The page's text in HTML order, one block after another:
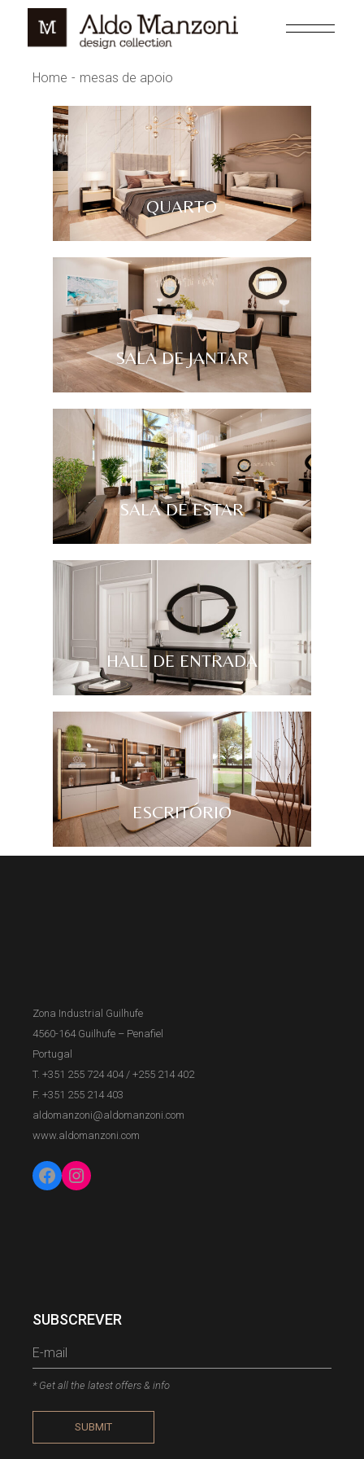
Home mesas de apoio
QUARTO
SALA DE JANTAR
SALA DE ESTAR
HALL DE ENTRADA
ESCRITÓRIO
Zona Industrial Guilhufe
4560-164 Guilhufe – Penafiel
Portugal
T. +351 255 724 404/+255 214 402
F. +351 255 214 403
aldomanzoni@aldomanzoni.com
www.aldomanzoni.com
SUBSCREVER
* Get all the latest offers & info
SUBMIT